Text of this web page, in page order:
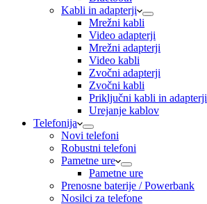
Kabli in adapterji
Mrežni kabli
Video adapterji
Mrežni adapterji
Video kabli
Zvočni adapterji
Zvočni kabli
Priključni kabli in adapterji
Urejanje kablov
Telefonija
Novi telefoni
Robustni telefoni
Pametne ure
Pametne ure
Prenosne baterije / Powerbank
Nosilci za telefone